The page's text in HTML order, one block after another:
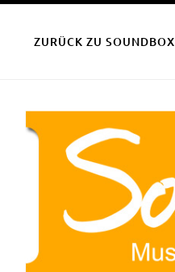
ZURÜCK ZU SOUNDBOX